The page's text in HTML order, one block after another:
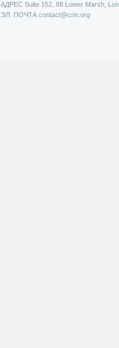
АДРЕС Suite 152, 88 Lower Marsh,
ЭЛ. ПОЧТА contact@crin.org